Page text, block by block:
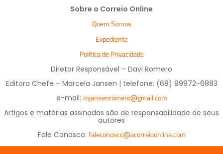
Sobre o Correio Online
Quem Somos
Expediente
Política de Privacidade
Diretor Responsável – Davi Romero
Editora Chefe – Marcela Jansen | telefone: (68) 99972-6883
e-mail: mjansenromero@gmail.com
Artigos e matérias assinadas são de responsabilidade de seus
autores
Fale Conosco: faleconosco@acorreioonline.com